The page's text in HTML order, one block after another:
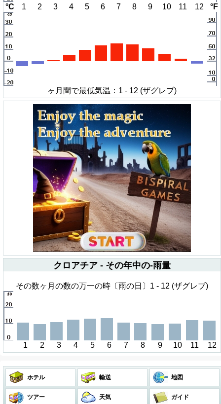
°C 1 2 3 4 5 6 7 8 9 10 11 12 °F
ヶ月間で最低気温：1 - 12 (ザグレブ)
クロアチア - その年中の-雨量
その数ヶ月の数の万一の時〔雨の日〕1 - 12 (ザグレブ)
1 2 3 4 5 6 7 8 9 10 11 12
ホテル 輸送 地図
ツアー 天気 ガイド